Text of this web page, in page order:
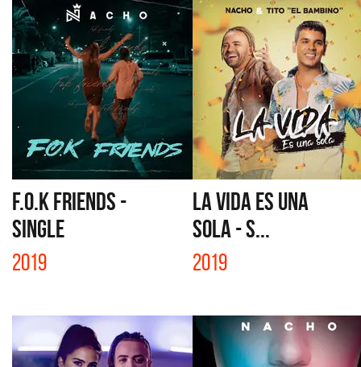
F.O.K FRIENDS -
SINGLE
2019
LA VIDA ES UNA
SOLA - S...
2019